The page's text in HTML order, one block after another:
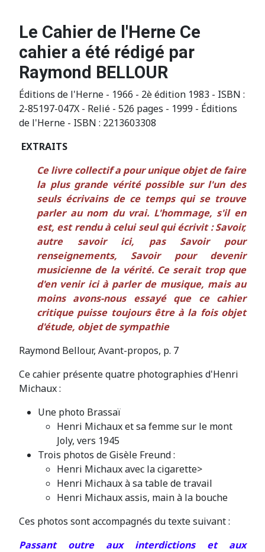
Le Cahier de l'Herne Ce
cahier a été rédigé par
Raymond BELLOUR
Éditions de l'Herne - 1966 - 2è édition 1983 - ISBN :
2-85197-047X - Relié - 526 pages - 1999 - Éditions
de l'Herne - ISBN : 2213603308
EXTRAITS
Ce livre collectif a pour unique objet de faire
la plus grande vérité possible sur l'un des
seuls écrivains de ce temps qui se trouve
parler au nom du vrai. L'hommage, s'il en
est, est rendu à celui seul qui écrivit : Savoir,
autre savoir ici, pas Savoir pour
renseignements, Savoir pour devenir
musicienne de la vérité. Ce serait trop que
d'en venir ici à parler de musique, mais au
moins avons-nous essayé que ce cahier
critique puisse toujours être à la fois objet
d'étude, objet de sympathie
Raymond Bellour, Avant-propos, p. 7
Ce cahier présente quatre photographies d'Henri
Michaux :
Une photo Brassaï
Henri Michaux et sa femme sur le mont
Joly, vers 1945
Trois photos de Gisèle Freund :
Henri Michaux avec la cigarette>
Henri Michaux à sa table de travail
Henri Michaux assis, main à la bouche
Ces photos sont accompagnés du texte suivant :
Passant outre aux interdictions et aux